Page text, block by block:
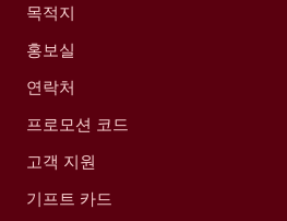
목적지
홍보실
연락처
프로모션 코드
고객 지원
기프트 카드